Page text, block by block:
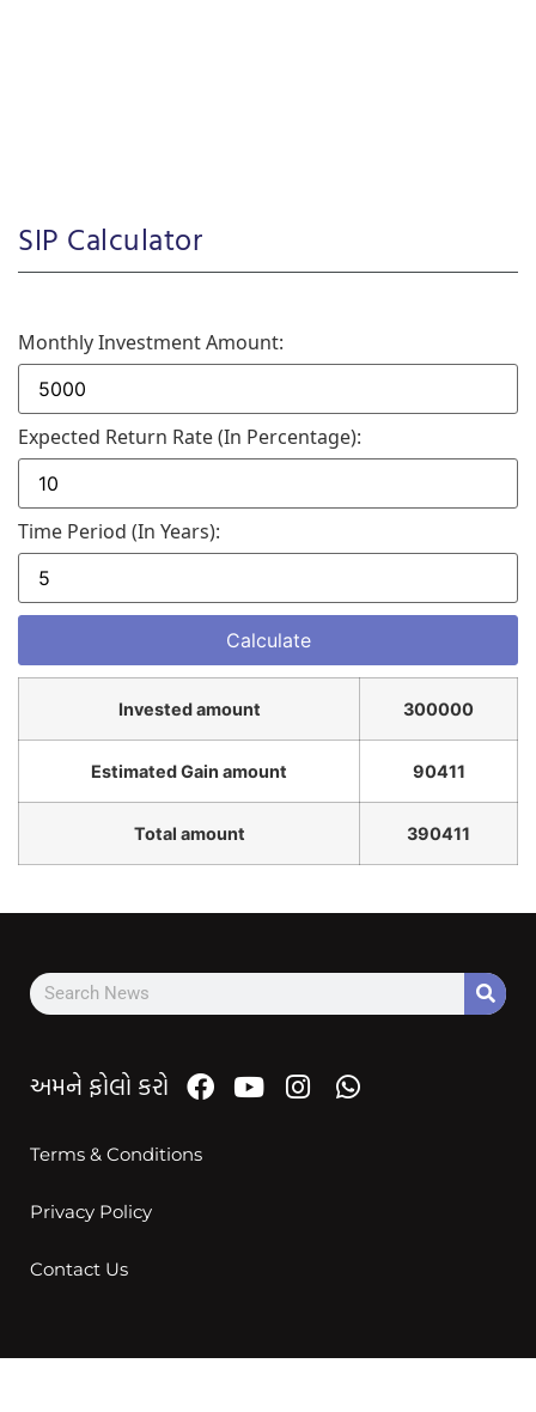
SIP Calculator
Monthly Investment Amount:
Expected Return Rate (in Percentage):
Time Period (in Years):
Invested amount 300000
Estimated Gain amount 90411
Total amount 390411
અમને ફોલો કરો
Terms & Conditions
Privacy Policy
Contact Us